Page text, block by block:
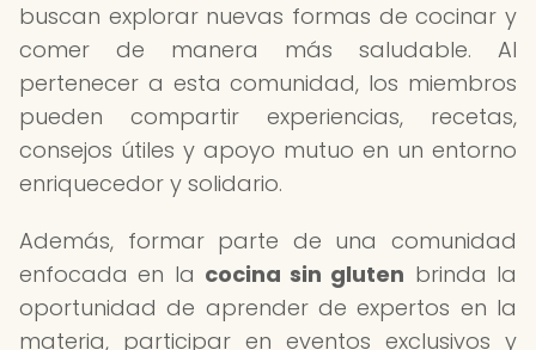
buscan explorar nuevas formas de cocinar y
comer de manera más saludable. Al
pertenecer a esta comunidad, los miembros
pueden compartir experiencias, recetas,
consejos útiles y apoyo mutuo en un entorno
enriquecedor y solidario.
Además, formar parte de una comunidad
enfocada en la cocina sin gluten brinda la
oportunidad de aprender de expertos en la
materia, participar en eventos exclusivos y